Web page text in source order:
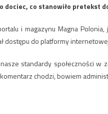
dociec, co stanowiło pretekst
i magazynu Magna
dostępu do platformy
standardy społeczności
chodzi, bowiem